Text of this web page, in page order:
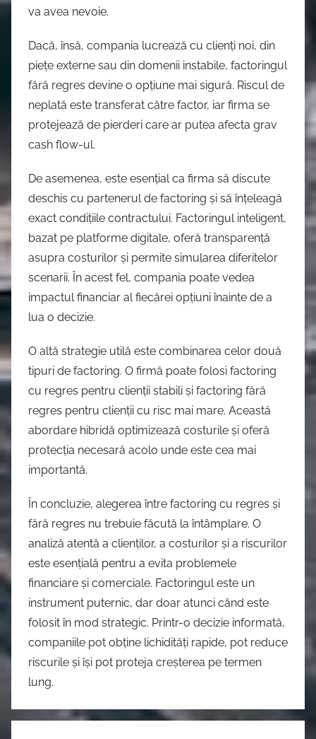
va avea nevoie.
Dacă, însă, compania lucrează cu clienți noi, din
piețe externe sau din domenii instabile, factoringul
fără regres devine o opțiune mai sigură. Riscul de
neplată este transferat către factor, iar firma se
protejează de pierderi care ar putea afecta grav
cash flow-ul.
De asemenea, este esențial ca firma să discute
deschis cu partenerul de factoring și să înțeleagă
exact condițiile contractului. Factoringul inteligent,
bazat pe platforme digitale, oferă transparență
asupra costurilor și permite simularea diferitelor
scenarii. În acest fel, compania poate vedea
impactul financiar al fiecărei opțiuni înainte de a
lua o decizie.
O altă strategie utilă este combinarea celor două
tipuri de factoring. O firmă poate folosi factoring
cu regres pentru clienții stabili și factoring fără
regres pentru clienții cu risc mai mare. Această
abordare hibridă optimizează costurile și oferă
protecția necesară acolo unde este cea mai
importantă.
În concluzie, alegerea între factoring cu regres și
fără regres nu trebuie făcută la întâmplare. O
analiză atentă a clienților, a costurilor și a riscurilor
este esențială pentru a evita problemele
financiare și comerciale. Factoringul este un
instrument puternic, dar doar atunci când este
folosit în mod strategic. Printr-o decizie informată,
companiile pot obține lichidități rapide, pot reduce
riscurile și își pot proteja creșterea pe termen
lung.